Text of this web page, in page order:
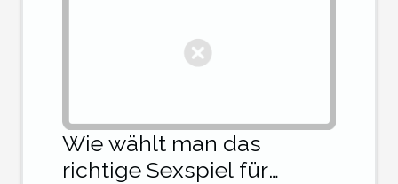
Wie wählt man das
richtige Sexspiel für